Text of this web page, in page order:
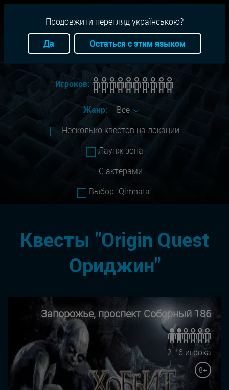
Город: zaporozh-e
Игроков:
Жанр:
Все
Несколько квестов на локации
Лаунж зона
С актёрами
Выбор "Qimnata"
Квесты "Origin Quest
Ориджин"
Запорожье, проспект Соборный 186
2 - 6 игрока
8+
Продовжити перегляд українською?
Да
Остаться с этим языком